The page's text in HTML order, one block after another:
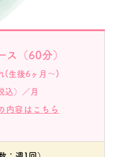
ス（60分）
(生後6ヶ月～)
込）／月
内容はこちら